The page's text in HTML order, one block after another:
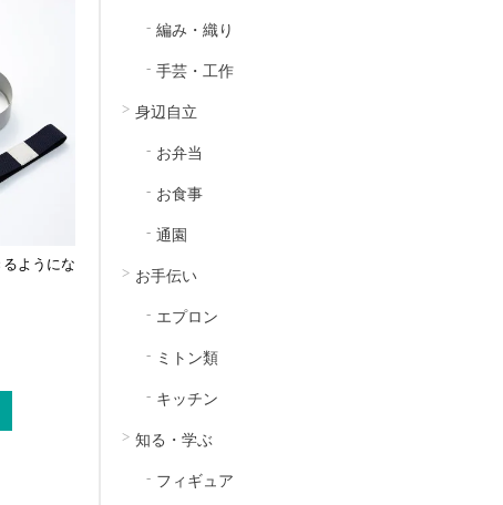
ようにな
編み・織り
手芸・工作
身辺自立
お弁当
お食事
通園
お手伝い
エプロン
ミトン類
キッチン
知る・学ぶ
フィギュア